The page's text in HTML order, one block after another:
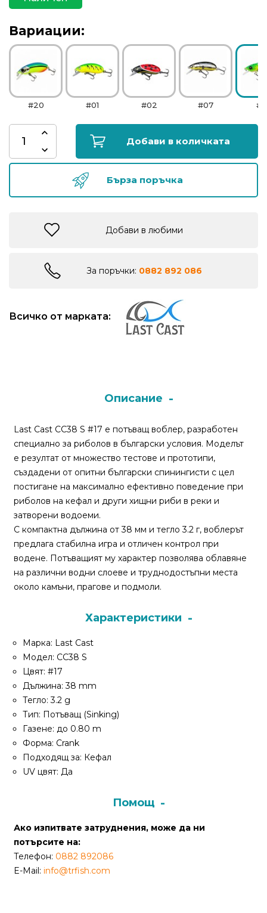
Влакна
за
Куки
Дрехи
Къмпинг
риболов
Комплекти
за
риболов
Сонари
За
Поръчка
доставка
Връщане
и
рекламация
Условия
за
за
поверителност
Политика
Вариации:
#20 #01 #02 #07
Добави в количката
Бърза поръчка
Добави в любими
За поръчки: 0882 892 086
Всичко от марката:
Описание
Last Cast CC38 S #17 е потъващ воблер, разработен
специално за риболов в български условия. Моделът
е резултат от множество тестове и прототипи,
създадени от опитни български спинингисти с цел
постигане на максимално ефективно поведение при
риболов на кефал и други хищни риби в реки и
затворени водоеми.
С компактна дължина от 38 мм и тегло 3.2 г, воблерът
предлага стабилна игра и отличен контрол при
водене. Потъващият му характер позволява облавяне
на различни водни слоеве и труднодостъпни места
около камъни, прагове и подмоли.
Характеристики
Марка: Last Cast
Модел: CC38 S
Цвят: #17
Дължина: 38 mm
Тегло: 3.2 g
Тип: Потъващ (Sinking)
Газене: до 0.80 m
Форма: Crank
Подходящ за: Кефал
UV цвят: Да
Помощ
Ако изпитвате затруднения, може да ни
потърсите на:
Телефон: 0882 892086
E-Mail: info@trfish.com